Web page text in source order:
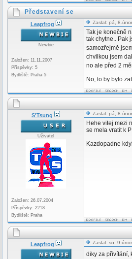
Představení se
Leapfrog
Newbie
Založen: 11.11.2007
Příspěvky: 5
Bydliště: Praha 5
Zaslal: pá,
Tak je konečně
tak chytne.. Pak
samozřejmě
chvilkou jsem
no ale před 2
No, to by bylo
S'Tsung
Uživatel
Založen: 26.07.2004
Příspěvky: 2218
Bydliště: Praha
Zaslal: pá,
Hehe vitej mezi
se mela vratit k
Kazdopadne
Leapfrog Zaslal: so,
diky za přivítání,